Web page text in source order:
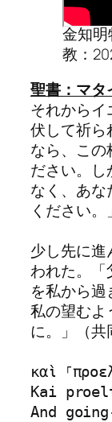
金知
教：
それからイ
伏して祈ら
なら、この
ださい。し
なく、あな
ください。
少し先に進
われた。「
を私から過
私の望むよ
に。」（共
καὶ
Kai
And